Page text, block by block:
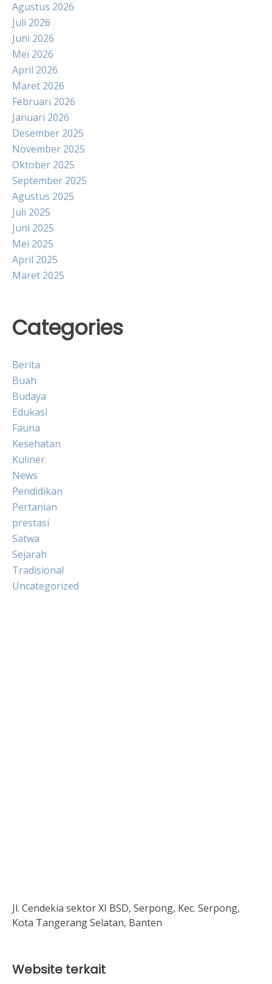
Agustus 2026
Juli 2026
Juni 2026
Mei 2026
April 2026
Maret 2026
Februari 2026
Januari 2026
Desember 2025
November 2025
Oktober 2025
September 2025
Agustus 2025
Juli 2025
Juni 2025
Mei 2025
April 2025
Maret 2025
Categories
Berita
Buah
Budaya
Edukasi
Fauna
Kesehatan
Kuliner
News
Pendidikan
Pertanian
prestasi
Satwa
Sejarah
Tradisional
Uncategorized
Jl. Cendekia sektor XI BSD, Serpong, Kec. Serpong,
Kota Tangerang Selatan, Banten
Website terkait